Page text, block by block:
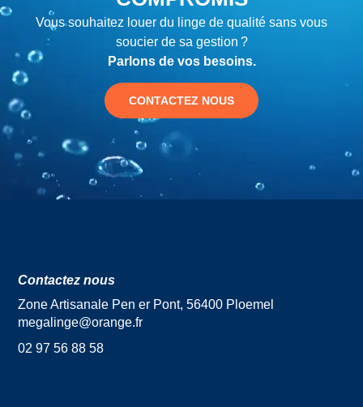
Vous souhaitez louer du linge de qualité sans vous
soucier de sa gestion ?
Parlons de vos besoins.
CONTACTEZ NOUS
Contactez nous
Zone Artisanale Pen er Pont, 56400 Ploemel
megalinge@orange.fr
02 97 56 88 58